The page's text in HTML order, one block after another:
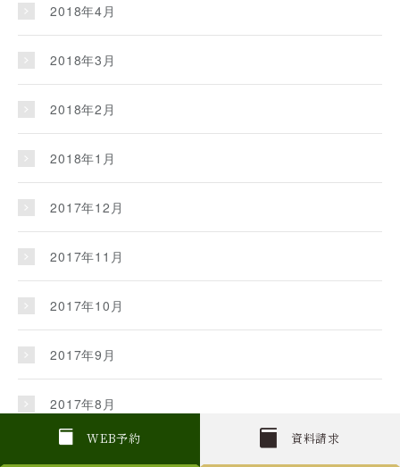
W EB予約 資料請求
2018年4月
2018年3月
2018年2月
2018年1月
2017年12月
2017年11月
2017年10月
2017年9月
2017年8月